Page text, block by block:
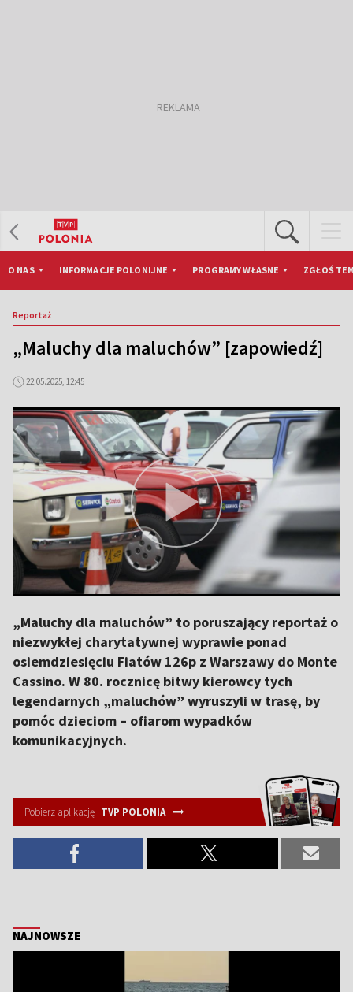
O NAS INFORMACJE POLONIJNE PROGRAMY WŁASNE ZGŁOŚ
Reportaż
„Maluchy dla maluchów” [zapowiedź]
22.05.2025, 12:45
„Maluchy dla maluchów” to poruszający reportaż o
niezwykłej charytatywnej wyprawie ponad
osiemdziesięciu Fiatów 126p z Warszawy do Monte
Cassino. W 80. rocznicę bitwy kierowcy tych
legendarnych „maluchów” wyruszyli w trasę, by
pomóc dzieciom – ofiarom wypadków
komunikacyjnych.
Pobierz aplikację TVP POLONIA
NAJNOWSZE